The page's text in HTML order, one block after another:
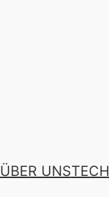
ÜBER UNSTECH